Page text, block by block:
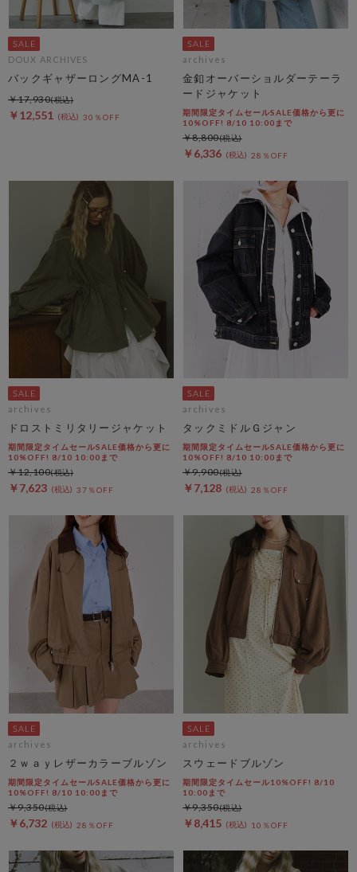
DOUX ARCHIVES
バックギャザーロングMA-1
￥12,551 30％OFF
￥17,930
archives
金釦オーバーショルダーテーラ
ードジャケット
期間限定タイムセールSALE価格から更に
10%OFF! 8/10 10:00まで
￥6,336 28％OFF
￥8,800
archives
ドロストミリタリージャケット
期間限定タイムセールSALE価格から更に
10%OFF! 8/10 10:00まで
￥7,623 37％OFF
￥12,100
archives
タックミドルＧジャン
期間限定タイムセールSALE価格から更に
10%OFF! 8/10 10:00まで
￥7,128 28％OFF
￥9,900
archives
２ｗａｙレザーカラーブルゾン
期間限定タイムセールSALE価格から更に
10%OFF! 8/10 10:00まで
￥6,732 28％OFF
￥9,350
archives
スウェードブルゾン
期間限定タイムセール10%OFF! 8/10
10:00まで
￥8,415 10％OFF
￥9,350